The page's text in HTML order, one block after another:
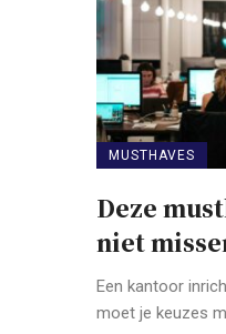
MUSTHAVES
Deze
niet
Een kantoor
moet je keuzes